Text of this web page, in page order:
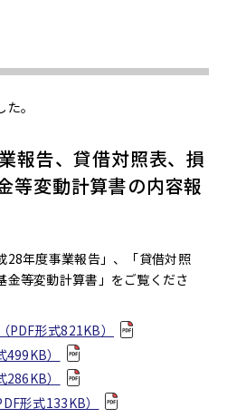
。
報告、貸借対照表、損
等変動計算書の内容報
28年度事業報告」、「貸借対照
金等変動計算書」をご覧くださ
PDF形式821KB）
）
）
形式133KB）